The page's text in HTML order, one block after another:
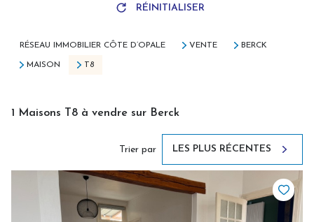
RÉINITIALISER
RÉSEAU IMMOBILIER CÔTE D’OPALE VENTE BERCK
MAISON T8
1 Maisons T8 à vendre sur Berck
Trier par LES PLUS RÉCENTES